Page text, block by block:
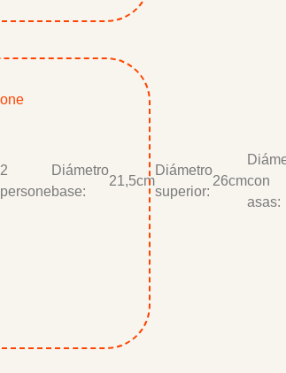
2
persone
Diámetro
base:
21,5cm
Diámetro
superior:
26cmcon
asas: